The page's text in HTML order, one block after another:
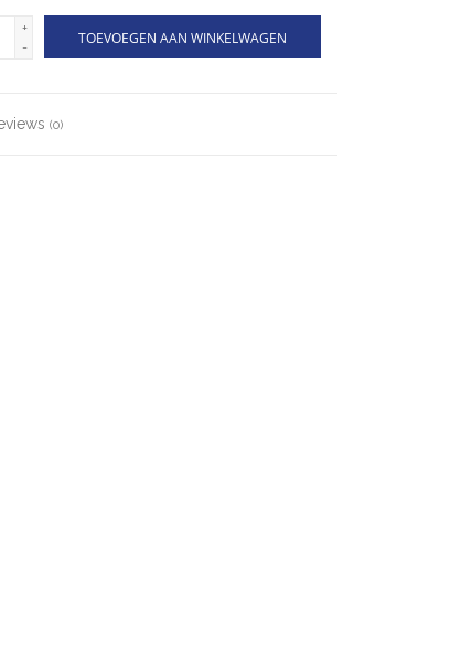
+
-
TOEVOEGEN AAN WINKELWAGEN
(0)